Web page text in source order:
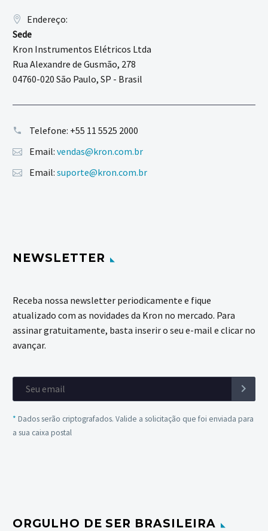
Endereço:
Sede
Kron Instrumentos Elétricos Ltda
Rua Alexandre de Gusmão, 278
04760-020 São Paulo, SP - Brasil
Telefone: +55 11 5525 2000
Email: vendas@kron.com.br
Email: suporte@kron.com.br
NEWSLETTER
Receba nossa newsletter periodicamente e fique
atualizado com as novidades da Kron no mercado. Para
assinar gratuitamente, basta inserir o seu e-mail e clicar no
avançar.
* Dados serão criptografados. Valide a solicitação que foi enviada para
a sua caixa postal
ORGULHO DE SER BRASILEIRA